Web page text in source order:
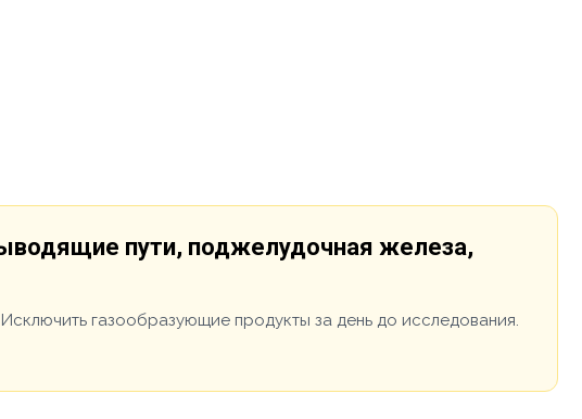
пути, поджелудочная железа,
газообразующие продукты за день до исследования.